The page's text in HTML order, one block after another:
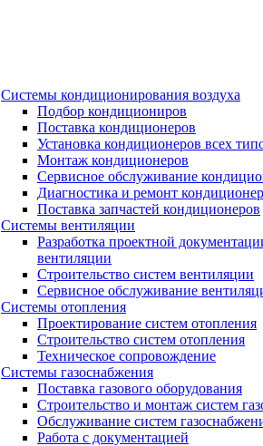
Системы кондиционирования воздуха
Подбор кондициониров
Поставка кондиционеров
Установка кондиционеров всех
Монтаж кондиционеров
Сервисное обслуживание
Диагностика и ремонт
Поставка запчастей кондиционеров
Системы вентиляции
Разработка проектной
вентиляции
Строительство систем вентиляции
Сервисное обслуживание
Системы отопления
Проектирование систем отопления
Строительство систем отопления
Техническое сопровождение
Системы газоснабжения
Поставка газового оборудования
Строительство и монтаж систем
Обслуживание систем
Работа с документацией